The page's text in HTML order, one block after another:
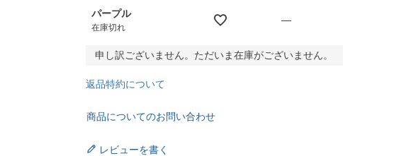
パープル
在庫切れ
—
申し訳ございません。ただいま在庫がございません。
返品特約について
商品についてのお問い合わせ
レビューを書く